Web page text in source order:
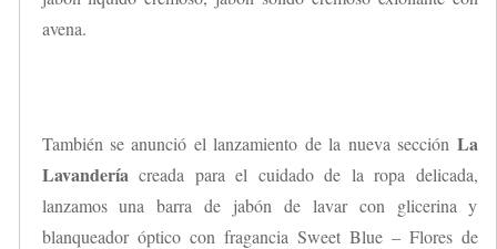
avena.
También se anunció el lanzamiento de la nueva sección La
Lavandería creada para el cuidado de la ropa delicada,
lanzamos una barra de jabón de lavar con glicerina y
blanqueador óptico con fragancia Sweet Blue – Flores de